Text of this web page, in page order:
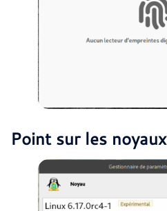
Point sur les noyaux